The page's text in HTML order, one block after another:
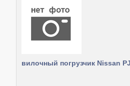
вилочный погрузчик Nissan